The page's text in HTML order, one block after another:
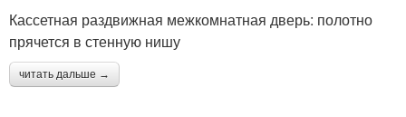
Кассетная раздвижная межкомнатная дверь: полотно
прячется в стенную нишу
читать дальше →